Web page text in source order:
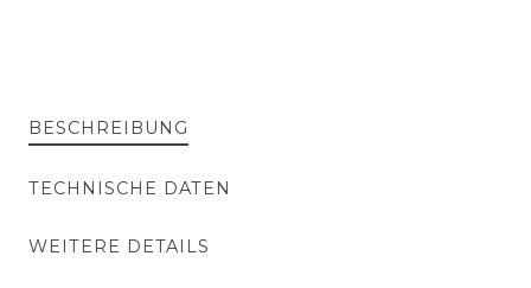
BESCHREIBUNG
TECHNISCHE DATEN
WEITERE DETAILS